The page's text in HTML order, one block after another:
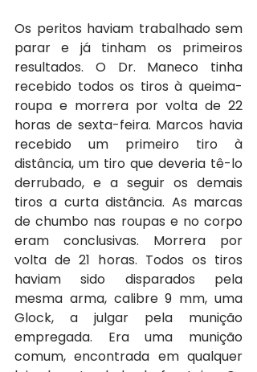
Os peritos haviam trabalhado sem
parar e já tinham os primeiros
resultados. O Dr. Maneco tinha
recebido todos os tiros à queima-
roupa e morrera por volta de 22
horas de sexta-feira. Marcos havia
recebido um primeiro tiro à
distância, um tiro que deveria tê-lo
derrubado, e a seguir os demais
tiros a curta distância. As marcas
de chumbo nas roupas e no corpo
eram conclusivas. Morrera por
volta de 21 horas. Todos os tiros
haviam sido disparados pela
mesma arma, calibre 9 mm, uma
Glock, a julgar pela munição
empregada. Era uma munição
comum, encontrada em qualquer